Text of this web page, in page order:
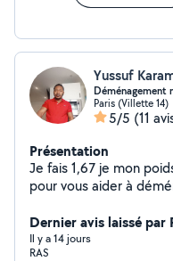
Yussuf
Déménagement
Paris (Villette 14)
5/5 (11
Présentation
Je fais 1,67 je mon poids est 96 kg Je
pour vous aider à
à me contacter merci
Dernier avis laissé par
Il y a 14 jours
RAS